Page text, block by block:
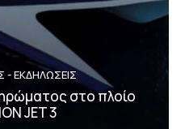
- ΕΚΔΗΛΩΣΕΙΣ
στο πλοίο
JET 3